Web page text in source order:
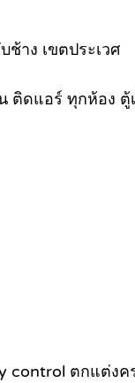
าง เขตประเวศ
ดแอร์ ทุกห้อง ตู้
control ตกแต่งค